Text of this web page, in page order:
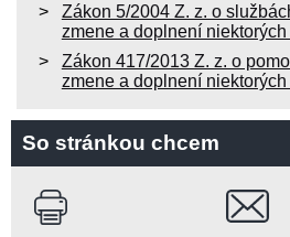
Zákon 5/2004 Z. z. o
zmene a doplnení
Zákon 417/2013 Z. z. o
zmene a doplnení
So stránkou chcem